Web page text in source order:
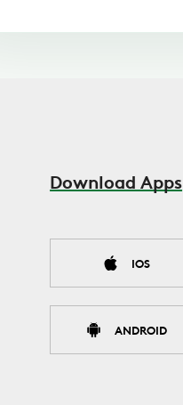
Download Apps
IOS
ANDROID